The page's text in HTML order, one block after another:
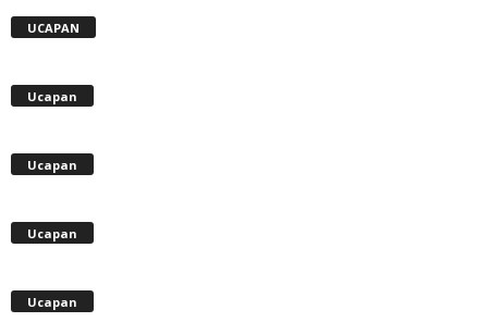
UCAPAN
Ucapan
Ucapan
Ucapan
Ucapan